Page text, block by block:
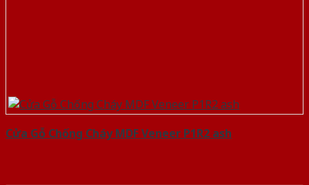
Cửa Gỗ Chống Cháy MDF Veneer P1R2 ash